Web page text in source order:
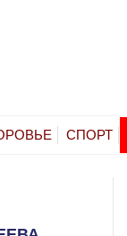
СПОРТ